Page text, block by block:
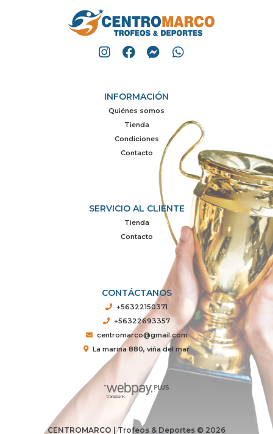
INFORMACIÓN
Quiénes somos
Tienda
Condiciones
Contacto
SERVICIO AL CLIENTE
Tienda
Contacto
CONTÁCTANOS
+56322150371
+56322693357
centromarco@gmail.com
La marina 880, viña del mar
CENTROMARCO | Trofeos & Deportes © 2026